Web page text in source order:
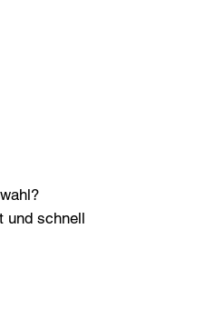
und schnell